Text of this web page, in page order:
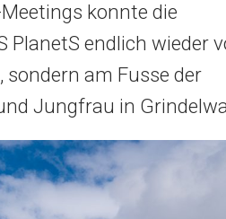
konnte die
PlanetS endlich wieder
am Fusse der
Jungfrau in